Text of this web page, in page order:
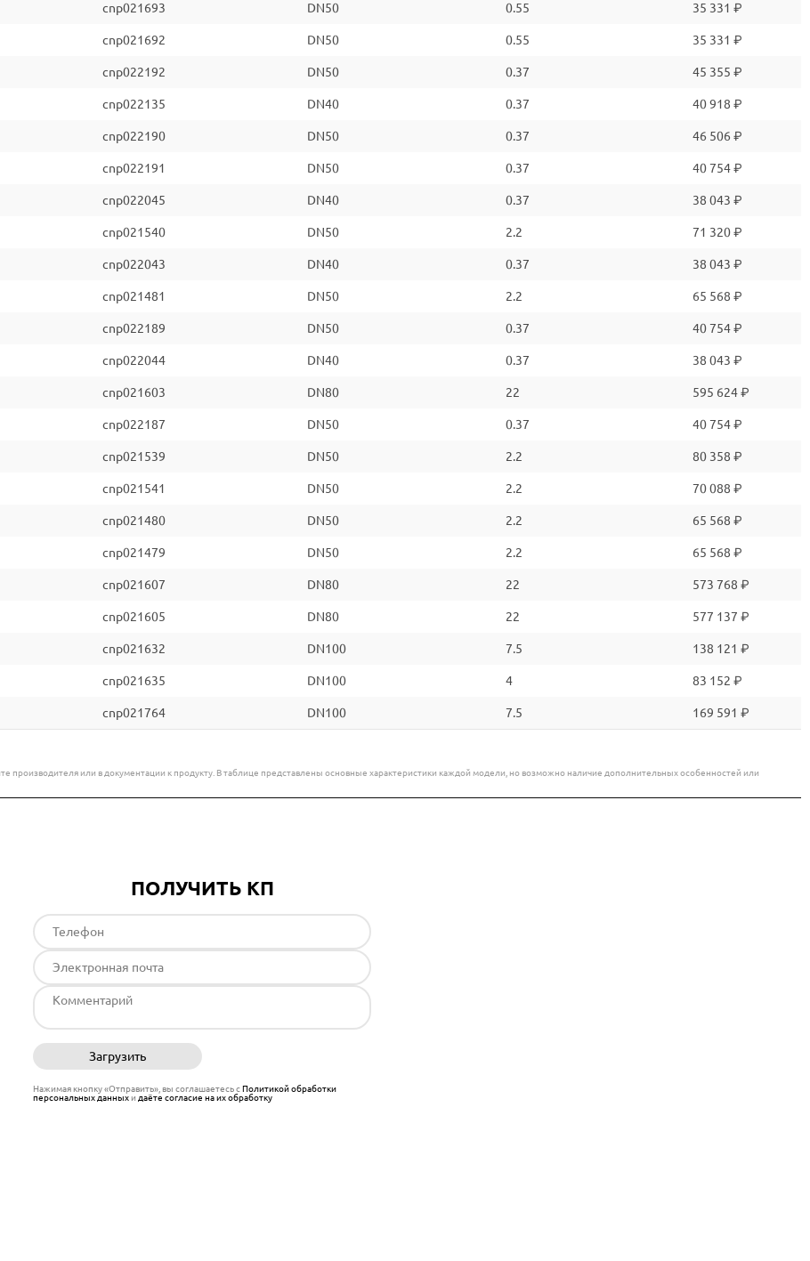
cnp021693 DN50 0.55 35 331 ₽
cnp021692 DN50 0.55 35 331 ₽
cnp022192 DN50 0.37 45 355 ₽
cnp022135 DN40 0.37 40 918 ₽
cnp022190 DN50 0.37 46 506 ₽
cnp022191 DN50 0.37 40 754 ₽
cnp022045 DN40 0.37 38 043 ₽
cnp021540 DN50 2.2 71 320 ₽
cnp022043 DN40 0.37 38 043 ₽
cnp021481 DN50 2.2 65 568 ₽
cnp022189 DN50 0.37 40 754 ₽
cnp022044 DN40 0.37 38 043 ₽
cnp021603 DN80 22 595 624 ₽
cnp022187 DN50 0.37 40 754 ₽
cnp021539 DN50 2.2 80 358 ₽
cnp021541 DN50 2.2 70 088 ₽
cnp021480 DN50 2.2 65 568 ₽
cnp021479 DN50 2.2 65 568 ₽
cnp021607 DN80 22 573 768 ₽
cnp021605 DN80 22 577 137 ₽
cnp021632 DN100 7.5 138 121 ₽
cnp021635 DN100 4 83 152 ₽
cnp021764 DN100 7.5 169 591 ₽
производителя или в документации к продукту. В таблице представлены основные характеристики каждой модели, но возможно наличие дополнительных особенностей или
ПОЛУЧИТЬ КП
Загрузить
Нажимая кнопку «Отправить», вы соглашаетесь сПолитикой обработки
персональных данныхи даёте согласие на их обработку